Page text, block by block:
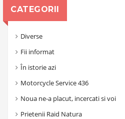
CATEGORII
Diverse
Fii informat
În istorie azi
Motorcycle Service 436
Noua ne-a placut, incercati si voi
Prietenii Raid Natura